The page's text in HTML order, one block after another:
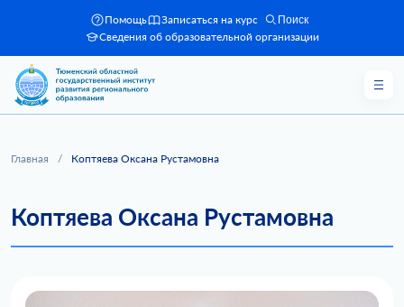
Помощь Записаться на курс Поиск
Сведения об образовательной организации
Главная / Коптяева Оксана Рустамовна
Коптяева Оксана Рустамовна